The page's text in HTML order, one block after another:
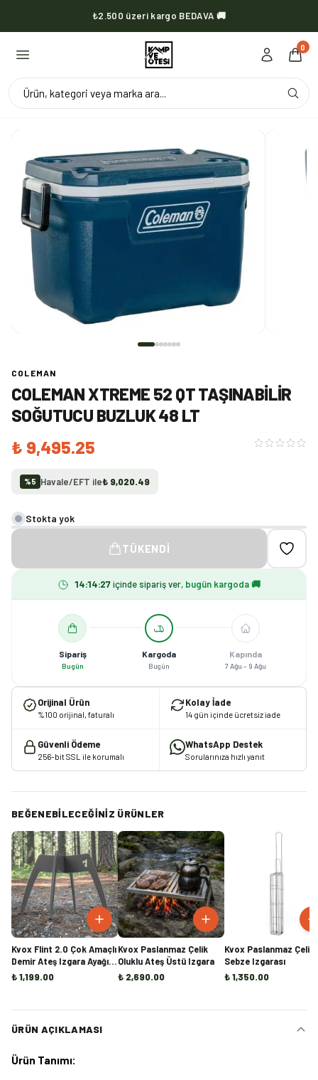
₺2.500 üzeri kargo BEDAVA 🚚
KVOX ürünlerinde kargo her zaman bedava 🔥
0
Ürün, kategori veya marka ara...
COLEMAN
COLEMAN XTREME 52 QT TAŞINABILIR
SOĞUTUCU BUZLUK 48 LT
₺ 9,495.25
%5 Havale/EFT ile₺ 9,020.49
Stokta yok
TÜKENDI
14:14:27 içinde sipariş ver, bugün kargoda 🚚
Sipariş
Bugün
Kargoda
Bugün
Kapında
7 Ağu – 9 Ağu
Orijinal Ürün
%100 orijinal, faturalı
Kolay İade
14 gün içinde ücretsiz iade
Güvenli Ödeme
256-bit SSL ile korumalı
WhatsApp Destek
Sorularınıza hızlı yanıt
BEĞENEBILECEĞINIZ ÜRÜNLER
Kvox Flint 2.0 Çok Amaçlı
Demir Ateş Izgara Ayağı |
Mangal, Ocak ve Şömine
₺ 1,199.00
Kvox Paslanmaz Çelik
Oluklu Ateş Üstü Izgara
₺ 2,690.00
Kvox Paslanmaz Çelik
Sebze Izgarası
₺ 1,350.00
ÜRÜN AÇIKLAMASI
Ürün Tanımı: